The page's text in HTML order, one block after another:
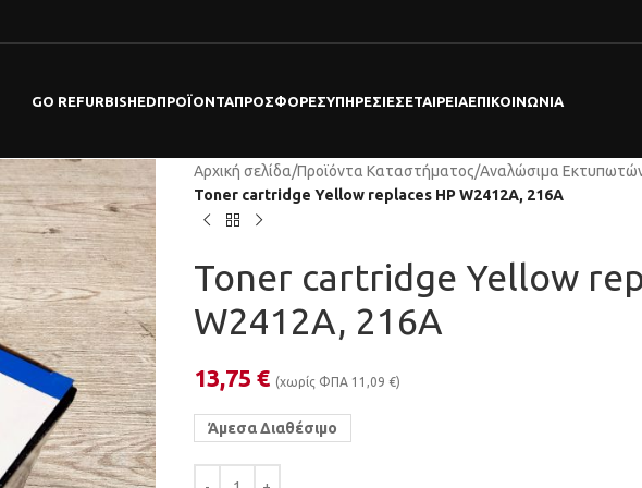
GO REFURBISHEDΠΡΟΪΌΝΤΑΠΡΟΣΦΟΡΕΣΥΠΗΡΕΣΊΕΣΕΤΑΙΡΕΊΑΕΠΙΚΟΙΝΩΝΊΑ
Αρχική σελίδα/Προϊόντα Καταστήματος/Αναλώσιμα
Toner cartridge Yellow replaces HP W2412A, 216A
Toner cartridge Yellow
W2412A, 216A
13,75 € (χωρίς ΦΠΑ 11,09 €)
Άμεσα Διαθέσιμο